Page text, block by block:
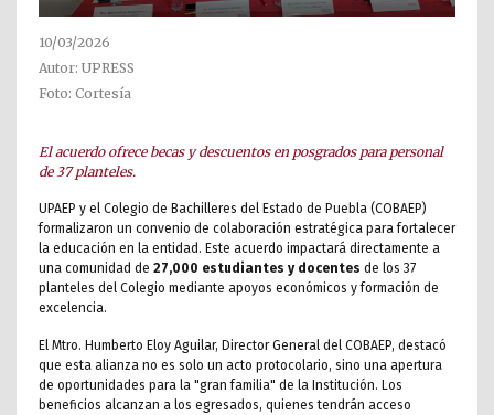
10/03/2026
Autor: UPRESS
Foto: Cortesía
El acuerdo ofrece becas y descuentos en posgrados para personal
de 37 planteles.
UPAEP y el Colegio de Bachilleres del Estado de Puebla (COBAEP)
formalizaron un convenio de colaboración estratégica para fortalecer
la educación en la entidad. Este acuerdo impactará directamente a
una comunidad de 27,000 estudiantes y docentes de los 37
planteles del Colegio mediante apoyos económicos y formación de
excelencia.
El Mtro. Humberto Eloy Aguilar, Director General del COBAEP, destacó
que esta alianza no es solo un acto protocolario, sino una apertura
de oportunidades para la "gran familia" de la Institución. Los
beneficios alcanzan a los egresados, quienes tendrán acceso